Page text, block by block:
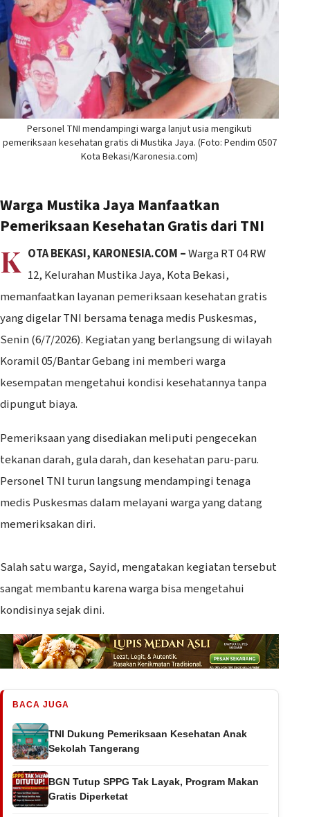
Personel TNI mendampingi warga lanjut usia mengikuti
pemeriksaan kesehatan gratis di Mustika Jaya. (Foto: Pendim 0507
Kota Bekasi/Karonesia.com)
Warga Mustika Jaya Manfaatkan
Pemeriksaan Kesehatan Gratis dari TNI
K OTA BEKASI, KARONESIA.COM –Warga RT 04 RW
12, Kelurahan Mustika Jaya, Kota Bekasi,
memanfaatkan layanan pemeriksaan kesehatan gratis
yang digelar TNI bersama tenaga medis Puskesmas,
Senin (6/7/2026). Kegiatan yang berlangsung di wilayah
Koramil 05/Bantar Gebang ini memberi warga
kesempatan mengetahui kondisi kesehatannya tanpa
dipungut biaya.
‎Pemeriksaan yang disediakan meliputi pengecekan
tekanan darah, gula darah, dan kesehatan paru-paru.
Personel TNI turun langsung mendampingi tenaga
medis Puskesmas dalam melayani warga yang datang
memeriksakan diri.
‎Salah satu warga, Sayid, mengatakan kegiatan tersebut
sangat membantu karena warga bisa mengetahui
kondisinya sejak dini.
BACA JUGA
TNI Dukung Pemeriksaan Kesehatan Anak
Sekolah Tangerang
BGN Tutup SPPG Tak Layak, Program Makan
Gratis Diperketat